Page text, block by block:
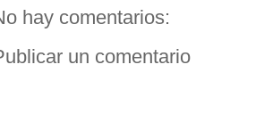
hay comentarios:
un comentario